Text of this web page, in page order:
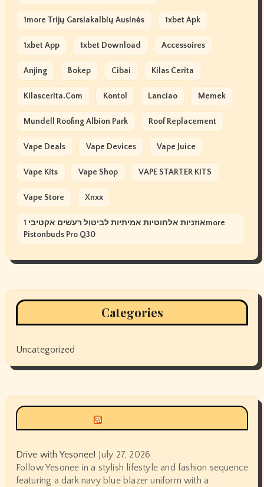
1more Trijų Garsiakalbių Ausinės 1xbet Apk
1xbet App 1xbet Download Accessoires
Anjing Bokep Cibai Kilas Cerita
Kilascerita.com Kontol Lanciao Memek
Mundell Roofing Albion Park Roof Replacement
Vape Deals Vape Devices Vape Juice
Vape Kits Vape Shop VAPE STARTER KITS
Vape Store Xnxx
אוזניות אלחוטיות אמיתיות לביטול רעשים אקטיבי 1more
Pistonbuds Pro Q30
Categories
Uncategorized
Drive with Yesonee! July 27, 2026
Follow Yesonee in a stylish lifestyle and fashion sequence
featuring a dark navy blue blazer uniform with a